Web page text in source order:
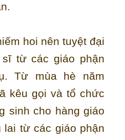
hoi nên tuyệt đại
từ các giáo phận
Từ mùa hè năm
kêu gọi và tổ chức
sinh cho hàng giáo
từ các giáo phận